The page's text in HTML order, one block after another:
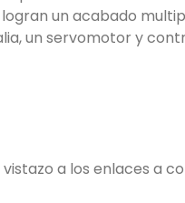
un acabado
un servomotor y
a los enlaces a